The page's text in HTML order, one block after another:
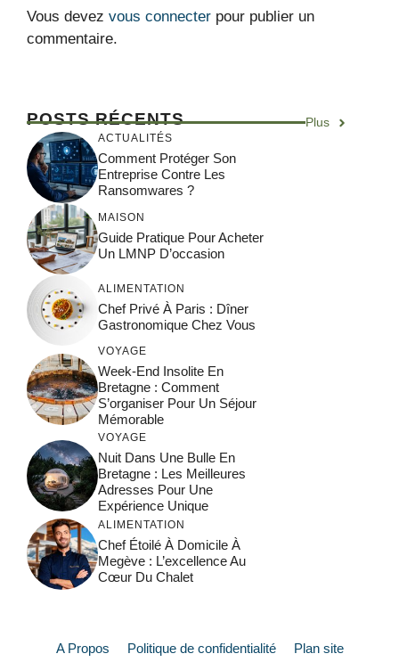
Vous devez vous connecter pour publier un
commentaire.
POSTS RÉCENTS Plus
ACTUALITÉS
Comment Protéger Son
Entreprise Contre Les
Ransomwares ?
MAISON
Guide Pratique Pour Acheter
Un LMNP D’occasion
ALIMENTATION
Chef Privé À Paris : Dîner
Gastronomique Chez Vous
VOYAGE
Week-End Insolite En
Bretagne : Comment
S’organiser Pour Un Séjour
Mémorable
VOYAGE
Nuit Dans Une Bulle En
Bretagne : Les Meilleures
Adresses Pour Une
Expérience Unique
ALIMENTATION
Chef Étoilé À Domicile À
Megève : L’excellence Au
Cœur Du Chalet
A Propos Politique de confidentialité Plan site